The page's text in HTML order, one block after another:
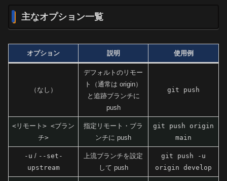
主なオプション一覧
オプション 説明 使用例
（なし）
デフォルトのリモー
ト（通常は origin）
と追跡ブランチに
push
git push
<リモート> <ブラン
チ>
指定リモート・ブラ
ンチに push
git push origin
main
-u / --set-
upstream
上流ブランチを設定
して push
git push -u
origin develop